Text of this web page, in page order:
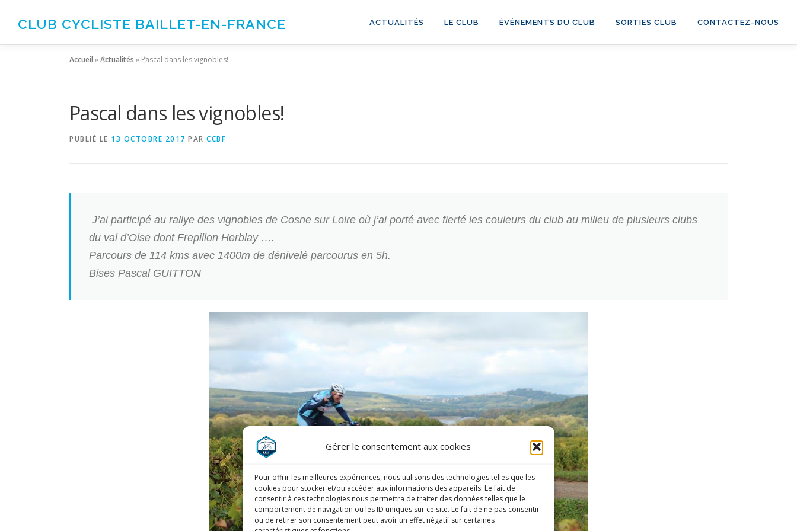
Gérer le consentement aux cookies
Pour offrir les meilleures expériences, nous utilisons des technologies telles que les
cookies pour stocker et/ou accéder aux informations des appareils. Le fait de
consentir à ces technologies nous permettra de traiter des données telles que le
comportement de navigation ou les ID uniques sur ce site. Le fait de ne pas consentir
ou de retirer son consentement peut avoir un effet négatif sur certaines
CLUB CYCLISTE BAILLET-EN-FRANCE ACTUALITÉS LE CLUB ÉVÉNEMENTS DU CLUB SORTIES CLUB CONTACTEZ-NOUS
Accueil »Actualités » Pascal dans les vignobles!
Pascal dans les vignobles!
PUBLIÉ LE 13 OCTOBRE 2017 PAR CCBF
J’ai participé au rallye des vignobles de Cosne sur Loire où j’ai porté avec fierté les couleurs du club au milieu de plusieurs clubs
du val d’Oise dont Frepillon Herblay ….
Parcours de 114 kms avec 1400m de dénivelé parcourus en 5h.
Bises Pascal GUITTON